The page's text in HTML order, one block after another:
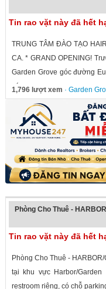
Tin rao vặt này đã hết
TRUNG TÂM ĐÀO TẠO
CA. * GRAND OPENING!
Garden Grove góc đường
có...
1,796 lượt xem · Garden
Phòng Cho Thuê -
Tin rao vặt này đã hết
Phòng Cho Thuê -
tại khu vực Harbor/
restroom riêng, có chỗ